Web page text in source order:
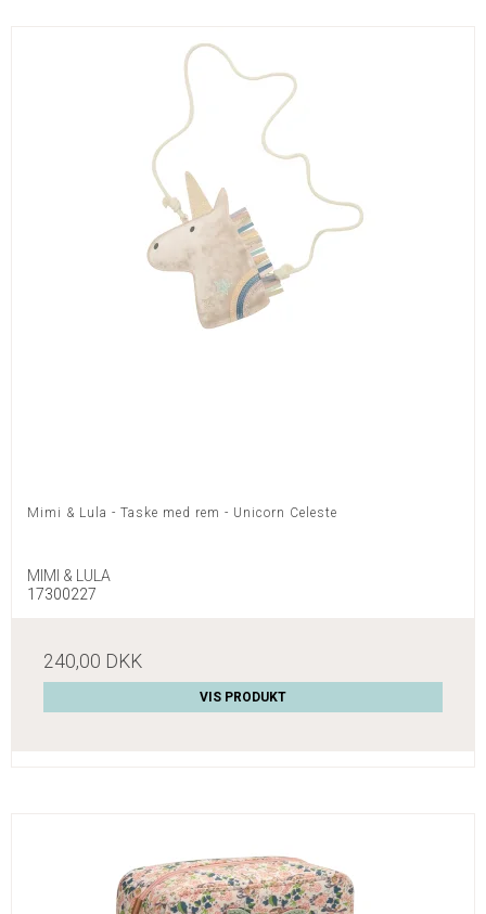
Mimi & Lula - Taske med rem - Unicorn Celeste
MIMI & LULA
17300227
240,00 DKK
VIS PRODUKT